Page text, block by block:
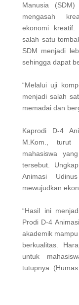
Manusia
mengasah
ekonomi kreatif.
salah satu
SDM menjadi
sehingga dapat
“Melalui uji
menjadi salah
memadai dan
Kaprodi D-4
M.Kom., turut
mahasiswa
tersebut.
Animasi
mewujudkan
“Hasil ini
Prodi D-4
akademik
berkualitas.
untuk
tutupnya.